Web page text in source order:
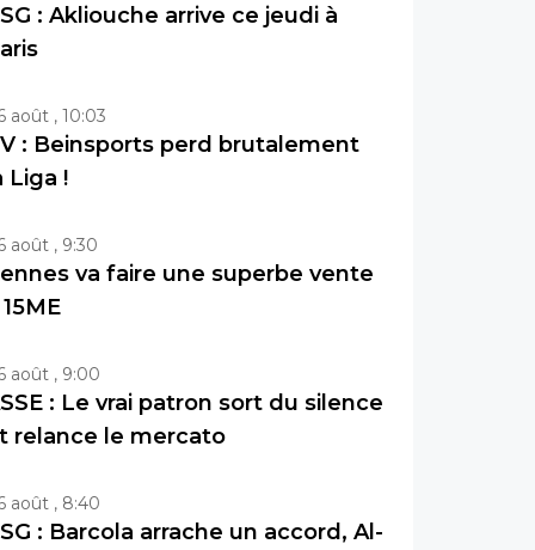
: Akliouche arrive ce jeudi à
août , 10:03
: Beinsports perd brutalement
Liga !
août , 9:30
va faire une superbe vente
août , 9:00
: Le vrai patron sort du silence
relance le mercato
août , 8:40
: Barcola arrache un accord, Al-